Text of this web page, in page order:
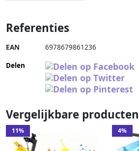
Referenties
EAN 6978679861236
Delen
Vergelijkbare producten
11% 4%